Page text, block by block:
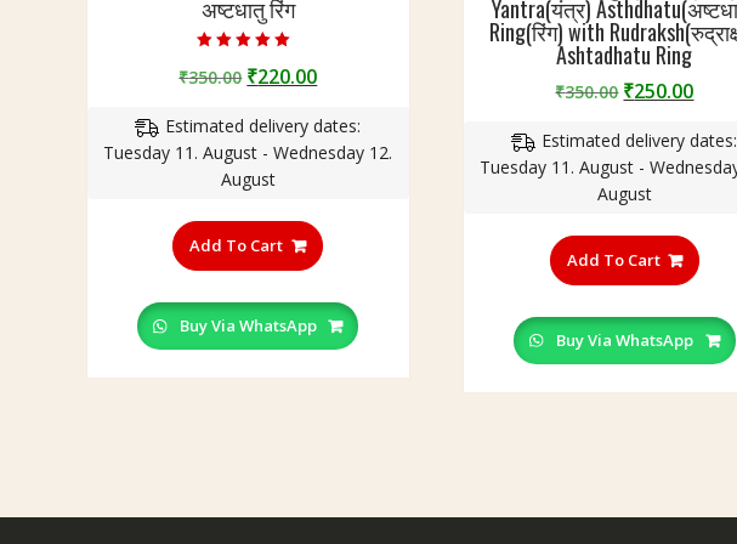
अष्टधातु रिंग
5.00
out of 5
₹350.00 Original
was:
₹350.00.
₹220.00Current
is:
₹220.00.
Estimated delivery dates:
Tuesday 11. August - Wednesday 12.
August
Add To Cart
product
multiple
variants.
The
options
Buy Via WhatsApp
Yantra(यंत्र)
Ring(रिंग) with
Ashtadhatu Ring
₹350.00 Original
was:
₹350.00.
₹250.00
is:
Estimated delivery dates:
Tuesday 11. August -
August
Add To Cart
The
the
Buy Via WhatsApp